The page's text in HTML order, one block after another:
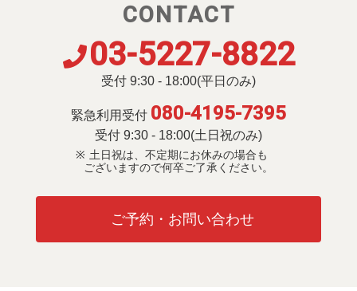
CONTACT
03-5227-8822
受付 9:30 - 18:00(平日のみ)
緊急利用受付 080-4195-7395
受付 9:30 - 18:00(土日祝のみ)
土日祝は、不定期にお休みの場合も
ございますので何卒ご了承ください。
ご予約・お問い合わせ